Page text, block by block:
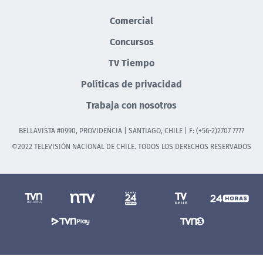
Comercial
Concursos
TV Tiempo
Políticas de privacidad
Trabaja con nosotros
BELLAVISTA #0990, PROVIDENCIA | SANTIAGO, CHILE | F: (+56-2)2707 7777
©2022 TELEVISIÓN NACIONAL DE CHILE. TODOS LOS DERECHOS RESERVADOS